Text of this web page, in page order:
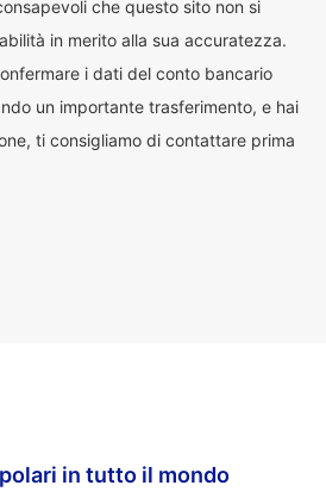
che questo sito non si
in merito alla sua accuratezza.
i dati del conto bancario
un importante trasferimento, e hai
ti consigliamo di contattare prima
in tutto il mondo